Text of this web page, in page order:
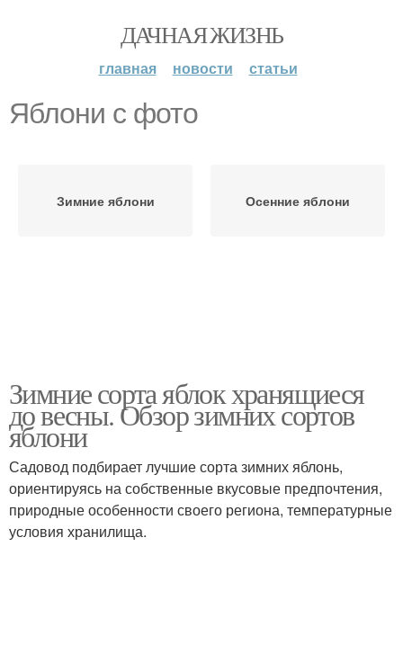
ДАЧНАЯ ЖИЗНЬ
главная новости статьи
Яблони с фото
Зимние яблони Осенние яблони
Зимние сорта яблок хранящиеся
до весны. Обзор зимних сортов
яблони
Садовод подбирает лучшие сорта зимних яблонь,
ориентируясь на собственные вкусовые предпочтения,
природные особенности своего региона, температурные
условия хранилища.